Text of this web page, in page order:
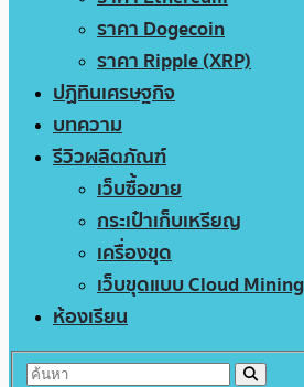
ราคา Dogecoin
ราคา Ripple (XRP)
ปฏิทินเศรษฐกิจ
บทความ
รีวิวผลิตภัณฑ์
เว็บซื้อขาย
กระเป๋าเก็บเหรียญ
เครื่องขุด
เว็บขุดแบบ Cloud Mining
ห้องเรียน